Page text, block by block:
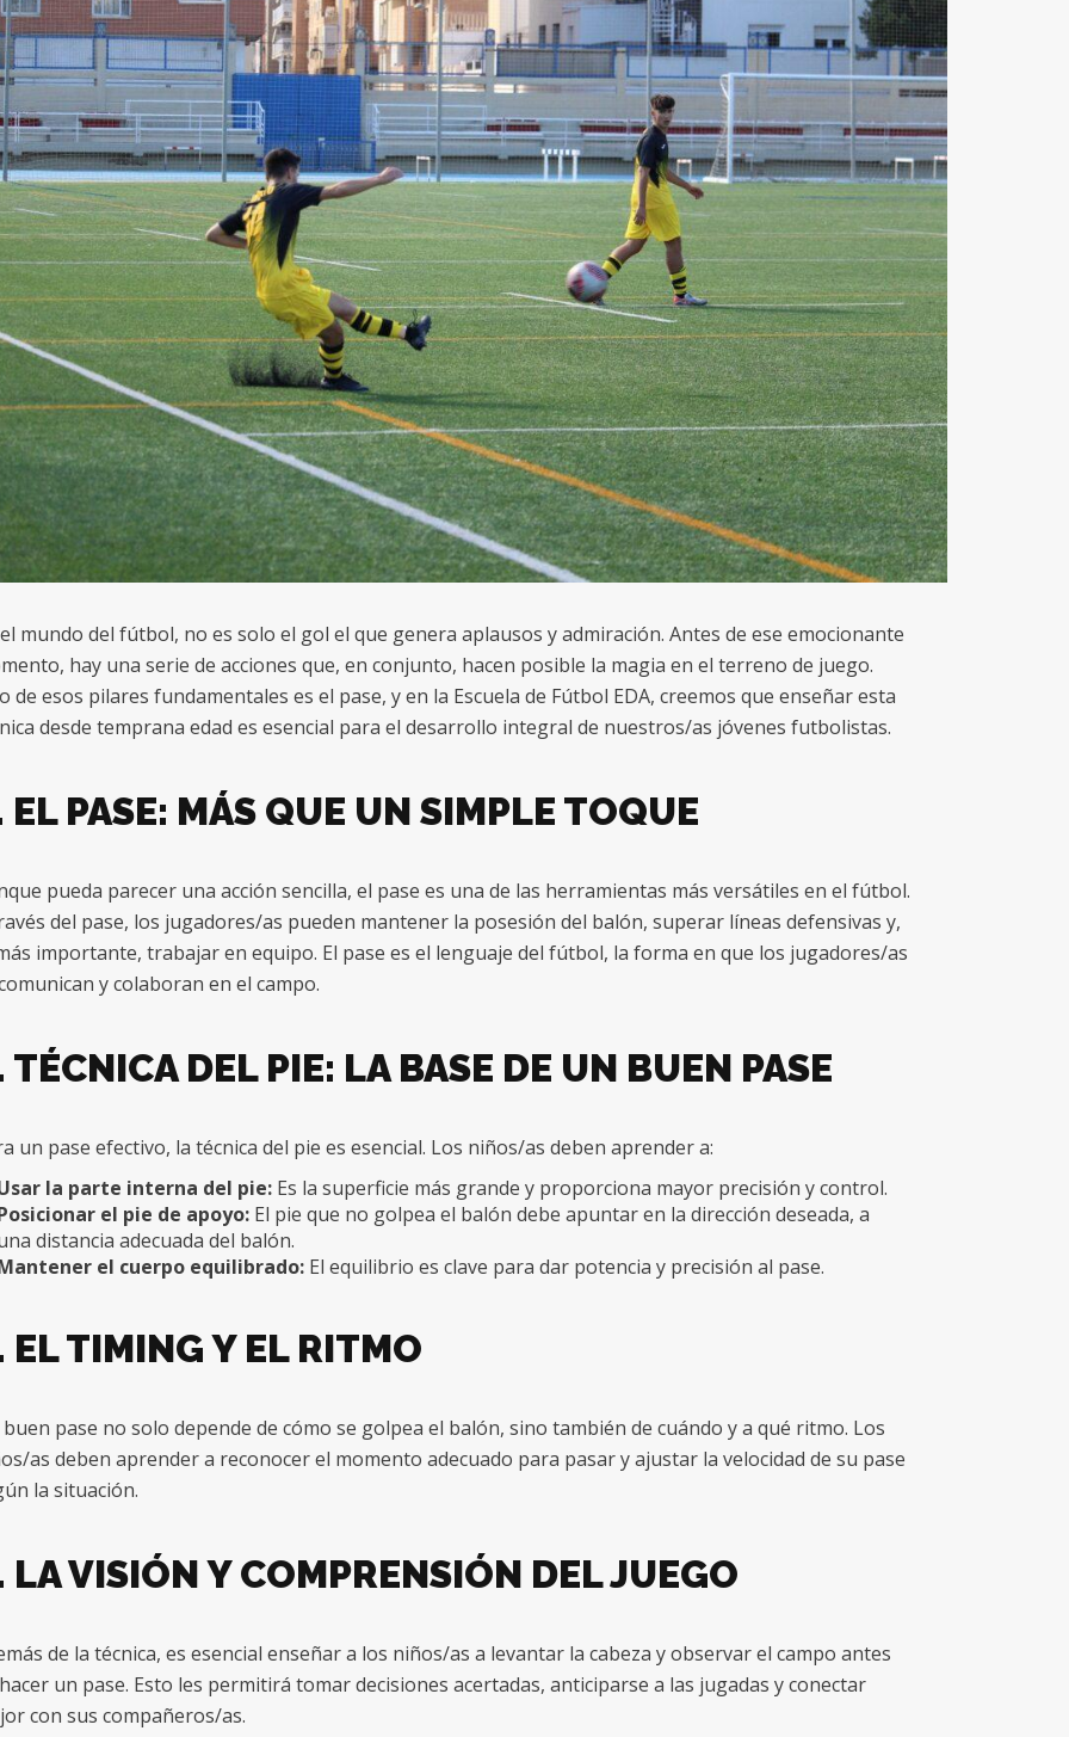
mundo del fútbol, no es solo el gol el que genera aplausos y admiración. Antes de ese emocionante
hay una serie de acciones que, en conjunto, hacen posible la magia en el terreno de juego.
de esos pilares fundamentales es el pase, y en la Escuela de Fútbol EDA, creemos que enseñar esta
desde temprana edad es esencial para el desarrollo integral de nuestros/as jóvenes futbolistas.
EL PASE: MÁS QUE UN SIMPLE TOQUE
pueda parecer una acción sencilla, el pase es una de las herramientas más versátiles en el fútbol.
del pase, los jugadores/as pueden mantener la posesión del balón, superar líneas defensivas y,
importante, trabajar en equipo. El pase es el lenguaje del fútbol, la forma en que los jugadores/as
y colaboran en el campo.
TÉCNICA DEL PIE: LA BASE DE UN BUEN PASE
un pase efectivo, la técnica del pie es esencial. Los niños/as deben aprender a:
la parte interna del pie:Es la superficie más grande y proporciona mayor precisión y control.
el pie de apoyo:El pie que no golpea el balón debe apuntar en la dirección deseada, a
distancia adecuada del balón.
el cuerpo equilibrado:El equilibrio es clave para dar potencia y precisión al pase.
EL TIMING Y EL RITMO
pase no solo depende de cómo se golpea el balón, sino también de cuándo y a qué ritmo. Los
as deben aprender a reconocer el momento adecuado para pasar y ajustar la velocidad de su pase
la situación.
LA VISIÓN Y COMPRENSIÓN DEL JUEGO
de la técnica, es esencial enseñar a los niños/as a levantar la cabeza y observar el campo antes
un pase. Esto les permitirá tomar decisiones acertadas, anticiparse a las jugadas y conectar
con sus compañeros/as.